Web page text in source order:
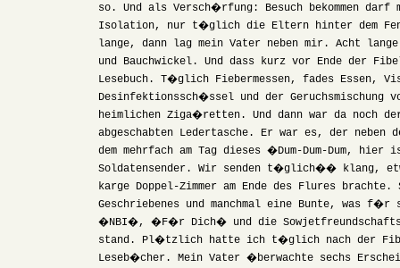
so. Und als Versch�rfung: Besuch bekommen darf
Isolation, nur t�glich die Eltern hinter dem
lange, dann lag mein Vater neben mir. Acht
und Bauchwickel. Und dass kurz vor Ende der
Lesebuch. T�glich Fiebermessen, fades Essen,
Desinfektionssch�ssel und der Geruchsmischung
heimlichen Ziga�retten. Und dann war da noch
abgeschabten Ledertasche. Er war es, der neben
dem mehrfach am Tag dieses �Dum-Dum-Dum,
Soldatensender. Wir senden t�glich�� klang,
karge Doppel-Zimmer am Ende des Flures brachte.
Geschriebenes und manchmal eine Bunte, was
�NBI�, �F�r Dich� und die
stand. Pl�tzlich hatte ich t�glich nach der
Leseb�cher. Mein Vater �berwachte sechs